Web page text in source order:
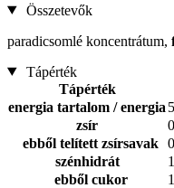
Összetevők
paradicsomlé koncentrátum,
Tápérték
Tápérték
energia tartalom / energia
zsír
ebből telített zsírsavak
szénhidrát
ebből cukor